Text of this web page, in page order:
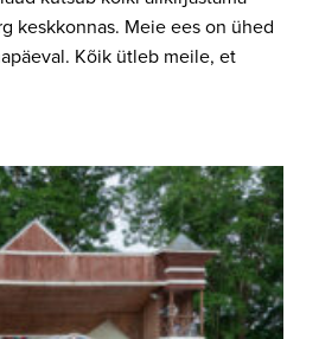
keskkonnas. Meie ees on ühed
Kõik ütleb meile, et